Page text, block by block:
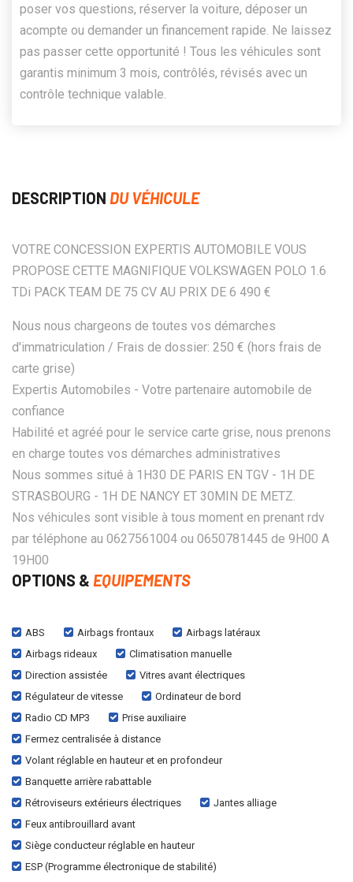
poser vos questions, réserver la voiture, déposer un
acompte ou demander un financement rapide. Ne laissez
pas passer cette opportunité ! Tous les véhicules sont
garantis minimum 3 mois, contrôlés, révisés avec un
contrôle technique valable.
DESCRIPTION DU VÉHICULE
VOTRE CONCESSION EXPERTIS AUTOMOBILE VOUS
PROPOSE CETTE MAGNIFIQUE VOLKSWAGEN POLO 1.6
TDi PACK TEAM DE 75 CV AU PRIX DE 6 490 €
Nous nous chargeons de toutes vos démarches
d'immatriculation / Frais de dossier: 250 € (hors frais de
carte grise)
Expertis Automobiles - Votre partenaire automobile de
confiance
Habilité et agréé pour le service carte grise, nous prenons
en charge toutes vos démarches administratives
Nous sommes situé à 1H30 DE PARIS EN TGV - 1H DE
STRASBOURG - 1H DE NANCY ET 30MIN DE METZ.
Nos véhicules sont visible à tous moment en prenant rdv
par téléphone au 0627561004 ou 0650781445 de 9H00 A
19H00
OPTIONS & EQUIPEMENTS
ABS Airbags frontaux
Airbags latéraux
Airbags rideaux
Climatisation manuelle
Direction assistée
Vitres avant électriques
Régulateur de vitesse
Ordinateur de bord
Radio CD MP3
Prise auxiliaire
Fermez centralisée à distance
Volant réglable en hauteur et en profondeur
Banquette arrière rabattable
Rétroviseurs extérieurs électriques
Jantes alliage
Feux antibrouillard avant
Siège conducteur réglable en hauteur
ESP (Programme électronique de stabilité)